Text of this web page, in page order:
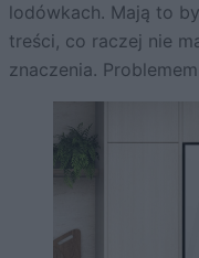
lodówkach. Mają to
treści, co raczej nie
znaczenia.